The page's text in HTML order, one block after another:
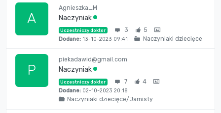
A
Agnieszka_M
Naczyniak
Uczestniczy doktor 3 5
Dodane:13-10-2023 09:41 Naczyniaki dziecięce
P
piekadawid@gmail.com
Naczyniak
Uczestniczy doktor 7 4
Dodane:02-10-2023 20:18
Naczyniaki dziecięce/Jamisty